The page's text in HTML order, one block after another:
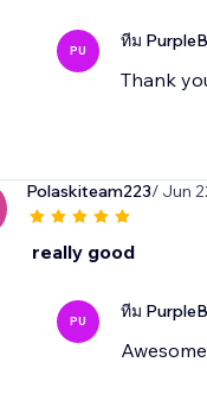
PU ทีม
Thank
Polaskiteam223/ Jun
really good
PU ทีม